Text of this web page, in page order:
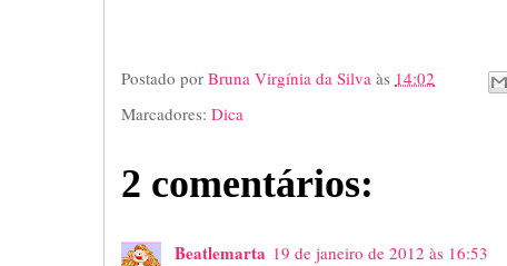
Postado por Bruna Virgínia da Silva às 14:02
Marcadores: Dica
2 comentários:
Beatlemarta 19 de janeiro de 2012 às 16:53